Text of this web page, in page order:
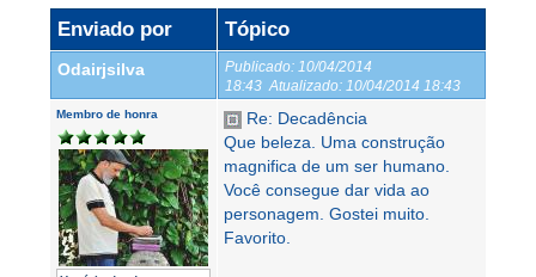
Enviado por Tópico
Odairjsilva Publicado: 10/04/2014
18:43 Atualizado: 10/04/2014 18:43
Membro de honra
Re: Decadência
Que beleza. Uma construção
magnifica de um ser humano.
Você consegue dar vida ao
personagem. Gostei muito.
Favorito.